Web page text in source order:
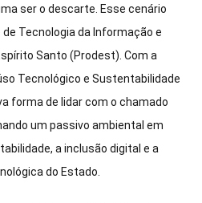
ser o descarte. Esse cenário
Tecnologia da Informação e
Santo (Prodest). Com a
Tecnológico e Sustentabilidade
forma de lidar com o chamado
um passivo ambiental em
a inclusão digital e a
do Estado.